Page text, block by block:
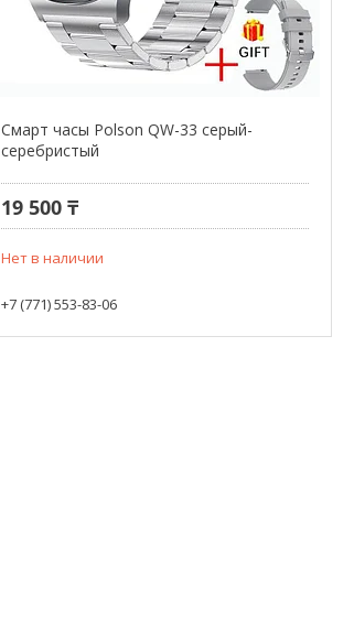
Смарт часы Polson QW-33 серый-
серебристый
19 500 ₸
Нет в наличии
+7 (771) 553-83-06